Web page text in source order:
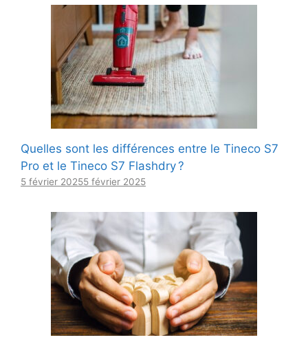
Quelles sont les différences entre le Tineco S7
Pro et le Tineco S7 Flashdry ?
5 février 20255 février 2025